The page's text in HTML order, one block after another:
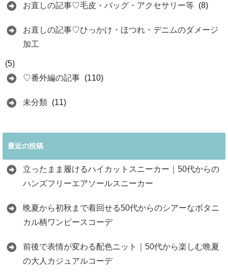
お直しの記事♡毛皮・バッグ・アクセサリー等 (8)
お直しの記事♡ひっかけ・ほつれ・デニムのダメージ
加工
(5)
♡番外編の記事 (110)
未分類 (11)
最近の投稿
立ったまま履けるハイカットスニーカー｜50代からの
ハンズフリーエアソールスニーカー
晩夏から初秋まで着回せる50代からのシアーなボタニ
カル柄ワンピースコーデ
前後で表情が変わる配色ニット｜50代から楽しむ晩夏
の大人カジュアルコーデ